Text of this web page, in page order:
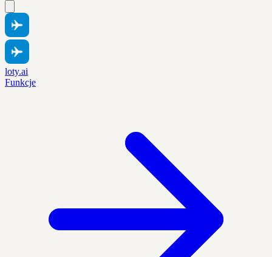
loty.ai
Funkcje